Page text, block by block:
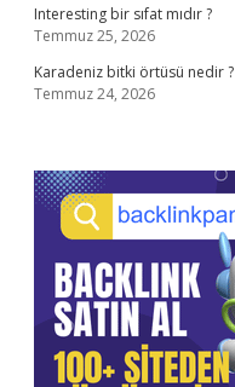
Interesting bir sıfat mıdır ?
Temmuz 25, 2026
Karadeniz bitki örtüsü nedir ?
Temmuz 24, 2026